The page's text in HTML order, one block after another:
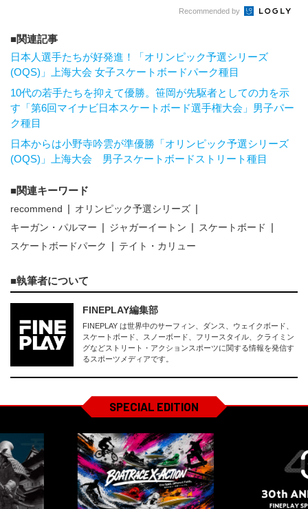
Recommended by
関連記事
日本人選手たちが好発進！「オリンピック予選シリーズ
(OQS)」上海大会 女子スケートボードパーク種目
10代の若手たちを抑えて優勝。笹岡が先駆者としての力を示
す「第6回マイナビ日本スケートボード選手権大会」男子パー
ク種目
日本からは小野寺吟雲が準優勝「オリンピック予選シリーズ
(OQS)」上海大会 男子スケートボードストリート種目
関連キーワード
recommend
オリンピック予選シリーズ
キーガン・パルマー
ジャガーイートン
スケートボード
スケートボードパーク
テイト・カリュー
執筆者について
FINEPLAY編集部
FINEPLAY は世界中のサーフィン、ダンス、ウェイクボード、
スケートボード、スノーボード、フリースタイル、クライミン
グなどストリート・アクションスポーツに関する情報を発信す
るスポーツメディアです。
SPECIAL EDITION